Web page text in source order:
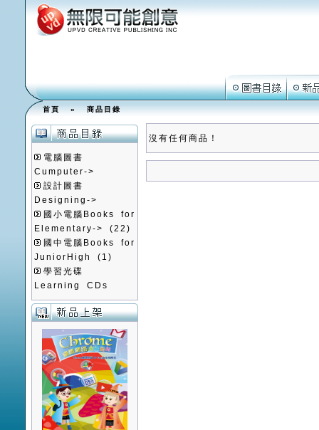
首頁»商品目錄
電腦圖書
Cumputer->
設計圖書
Designing->
國小電腦Books for
Elementary->
(22)
國中電腦Books for
JuniorHigh
(1)
學習光碟
Learning CDs
沒有任何商品！